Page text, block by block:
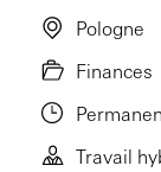
Pologne
Finances
Travail